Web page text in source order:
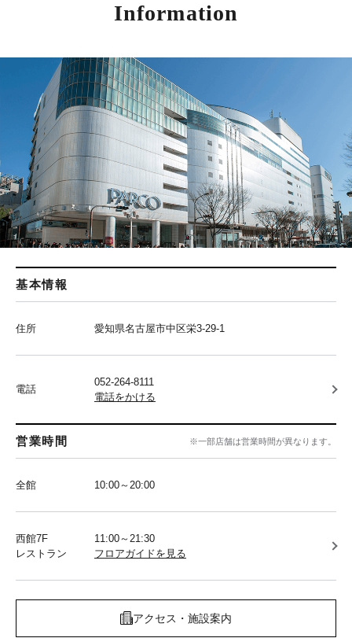
Information
基本情報
住所 愛知県名古屋市中区栄3-29-1
電話
052-264-8111
電話をかける
営業時間 ※一部店舗は営業時間が異なります。
全館 10:00～20:00
西館7F
レストラン
11:00～21:30
フロアガイドを見る
アクセス・施設案内